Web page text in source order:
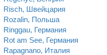
Risch, Швейцария
Rozalin, Польша
Ringgau, Германия
Rot am See, Германия
Rapagnano, Италия